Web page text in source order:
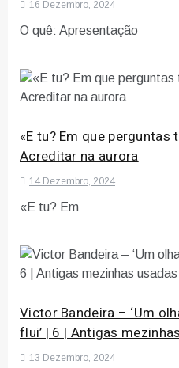
16 Dezembro, 2024
O quê: Apresentação
«E tu? Em que perguntas
Acreditar na aurora
14 Dezembro, 2024
«E tu? Em
Victor Bandeira – ‘Um
flui’ | 6 | Antigas
13 Dezembro, 2024